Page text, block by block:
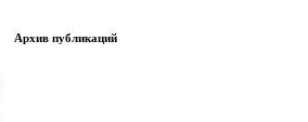
Архив публикаций